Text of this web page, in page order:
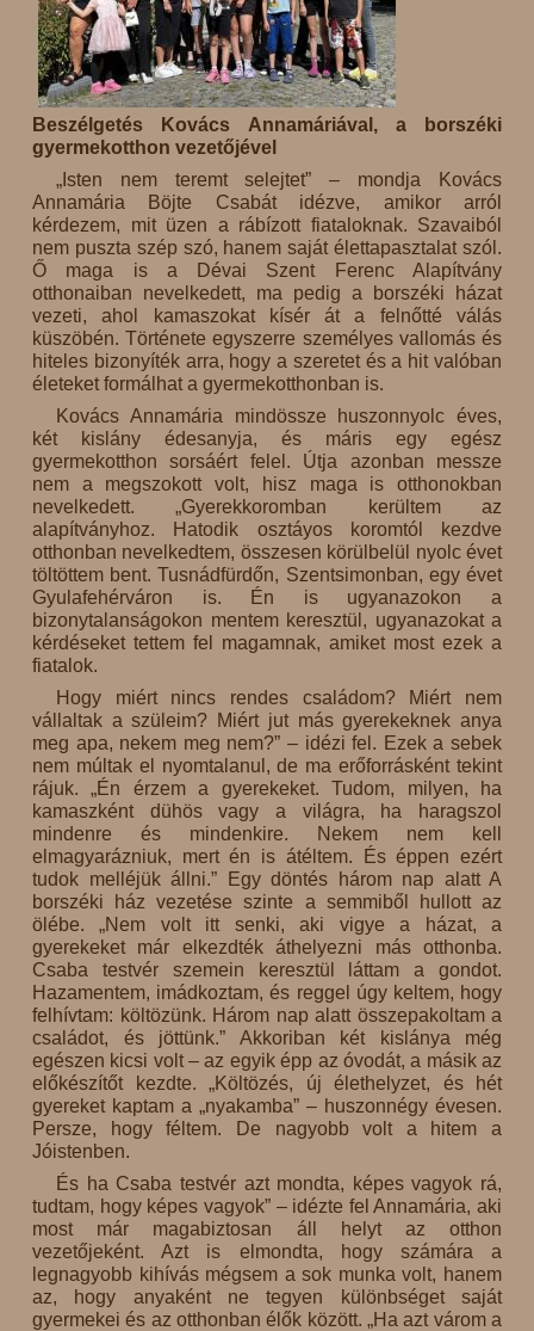
Beszélgetés Kovács Annamáriával, a borszéki
gyermekotthon vezetőjével
„Isten nem teremt selejtet” – mondja Kovács
Annamária Böjte Csabát idézve, amikor arról
kérdezem, mit üzen a rábízott fiataloknak. Szavaiból
nem puszta szép szó, hanem saját élettapasztalat szól.
Ő maga is a Dévai Szent Ferenc Alapítvány
otthonaiban nevelkedett, ma pedig a borszéki házat
vezeti, ahol kamaszokat kísér át a felnőtté válás
küszöbén. Története egyszerre személyes vallomás és
hiteles bizonyíték arra, hogy a szeretet és a hit valóban
életeket formálhat a gyermekotthonban is.
Kovács Annamária mindössze huszonnyolc éves,
két kislány édesanyja, és máris egy egész
gyermekotthon sorsáért felel. Útja azonban messze
nem a megszokott volt, hisz maga is otthonokban
nevelkedett. „Gyerekkoromban kerültem az
alapítványhoz. Hatodik osztáyos koromtól kezdve
otthonban nevelkedtem, összesen körülbelül nyolc évet
töltöttem bent. Tusnádfürdőn, Szentsimonban, egy évet
Gyulafehérváron is. Én is ugyanazokon a
bizonytalanságokon mentem keresztül, ugyanazokat a
kérdéseket tettem fel magamnak, amiket most ezek a
fiatalok.
Hogy miért nincs rendes családom? Miért nem
vállaltak a szüleim? Miért jut más gyerekeknek anya
meg apa, nekem meg nem?” – idézi fel. Ezek a sebek
nem múltak el nyomtalanul, de ma erőforrásként tekint
rájuk. „Én érzem a gyerekeket. Tudom, milyen, ha
kamaszként dühös vagy a világra, ha haragszol
mindenre és mindenkire. Nekem nem kell
elmagyarázniuk, mert én is átéltem. És éppen ezért
tudok melléjük állni.” Egy döntés három nap alatt A
borszéki ház vezetése szinte a semmiből hullott az
ölébe. „Nem volt itt senki, aki vigye a házat, a
gyerekeket már elkezdték áthelyezni más otthonba.
Csaba testvér szemein keresztül láttam a gondot.
Hazamentem, imádkoztam, és reggel úgy keltem, hogy
felhívtam: költözünk. Három nap alatt összepakoltam a
családot, és jöttünk.” Akkoriban két kislánya még
egészen kicsi volt – az egyik épp az óvodát, a másik az
előkészítőt kezdte. „Költözés, új élethelyzet, és hét
gyereket kaptam a „nyakamba” – huszonnégy évesen.
Persze, hogy féltem. De nagyobb volt a hitem a
Jóistenben.
És ha Csaba testvér azt mondta, képes vagyok rá,
tudtam, hogy képes vagyok” – idézte fel Annamária, aki
most már magabiztosan áll helyt az otthon
vezetőjeként. Azt is elmondta, hogy számára a
legnagyobb kihívás mégsem a sok munka volt, hanem
az, hogy anyaként ne tegyen különbséget saját
gyermekei és az otthonban élők között. „Ha azt várom a